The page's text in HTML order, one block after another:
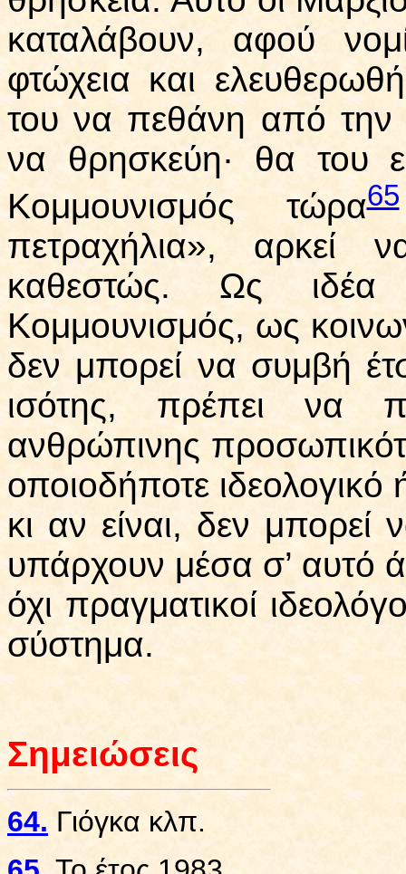
καταλάβουν, αφού
φτώχεια και
του να πεθάνη από την
να θρησκεύη· θα του
Κομμουνισμός τώρα65
πετραχήλια», αρκεί
καθεστώς. Ως
Κομμουνισμός, ως
δεν μπορεί να συμβή
ισότης, πρέπει να
ανθρώπινης
οποιοδήποτε ιδεολογικό
κι αν είναι, δεν
υπάρχουν μέσα σ’ αυτό
όχι πραγματικοί
σύστημα.
Σημειώσεις
64. Γιόγκα κλπ.